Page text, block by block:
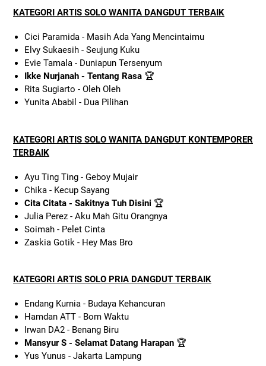
KATEGORI ARTIS SOLO WANITA DANGDUT TERBAIK
Cici Paramida - Masih Ada Yang Mencintaimu
Elvy Sukaesih - Seujung Kuku
Evie Tamala - Duniapun Tersenyum
Ikke Nurjanah - Tentang Rasa🏆
Rita Sugiarto - Oleh Oleh
Yunita Ababil - Dua Pilihan
KATEGORI ARTIS SOLO WANITA DANGDUT KONTEMPORER
TERBAIK
Ayu Ting Ting - Geboy Mujair
Chika - Kecup Sayang
Cita Citata - Sakitnya Tuh Disini 🏆
Julia Perez - Aku Mah Gitu Orangnya
Soimah - Pelet Cinta
Zaskia Gotik - Hey Mas Bro
KATEGORI ARTIS SOLO PRIA DANGDUT TERBAIK
Endang Kurnia - Budaya Kehancuran
Hamdan ATT - Bom Waktu
Irwan DA2 - Benang Biru
Mansyur S - Selamat Datang Harapan🏆
Yus Yunus - Jakarta Lampung